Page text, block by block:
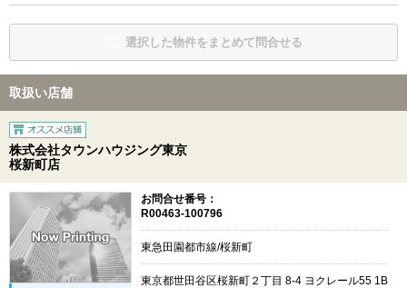
選択した物件をまとめて問合せる
取扱い店舗
株式会社タウンハウジング東京
桜新町店
お問合せ番号：
R00463-100796
東急田園都市線/桜新町
東京都世田谷区桜新町２丁目 8-4 ヨクレール55 1B